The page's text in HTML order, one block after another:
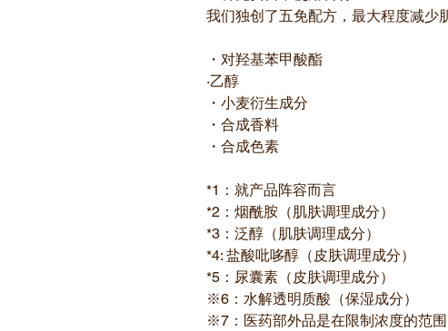
我们独创了五免配方，最大程度减少
・对羟基苯甲酸酯
·乙醇
・小麦衍生成分
・合成香料
・合成色素
*1：就产品阵容而言
*2：烟酰胺（肌肤调理成分）
*3：泛醇（肌肤调理成分）
*4: 盐酸吡哆醇（皮肤调理成分）
*5：尿囊素（皮肤调理成分）
※6：水解透明质酸（保湿成分）
※7：医药部外品是在限制浓度的范围